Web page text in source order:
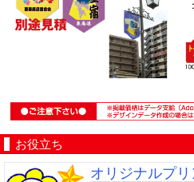
お役立ち
オリジナルプ